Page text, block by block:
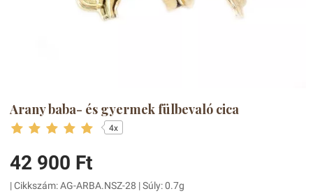
Arany baba- és gyermek fülbevaló cica
4x
42 900 Ft
| Cikkszám: AG-ARBA.NSZ-28 | Súly: 0.7g